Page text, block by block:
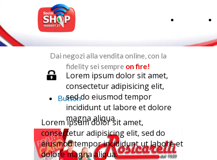
Lorem ipsum dolor sit amet,
consectetur adipisicing elit,
sed do eiusmod tempor
incididunt ut labore et dolore
magna aliqua.
Dai negozi alla vendita online, con la
fidelity sei sempre on fire!
Lorem ipsum dolor sit amet,
consectetur adipisicing elit, sed do
eiusmod tempor incididunt ut labore et
dolore magna aliqua.
Button